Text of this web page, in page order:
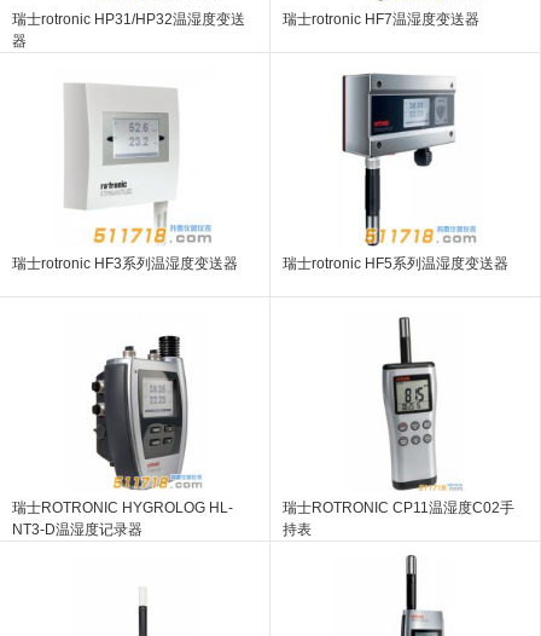
瑞士rotronic HP31/HP32温湿度变送
器
瑞士rotronic HF7温湿度变送器
瑞士rotronic HF3系列温湿度变送器 瑞士rotronic HF5系列温湿度变送器
瑞士ROTRONIC HYGROLOG HL-
NT3-D温湿度记录器
瑞士ROTRONIC CP11温湿度C02手
持表